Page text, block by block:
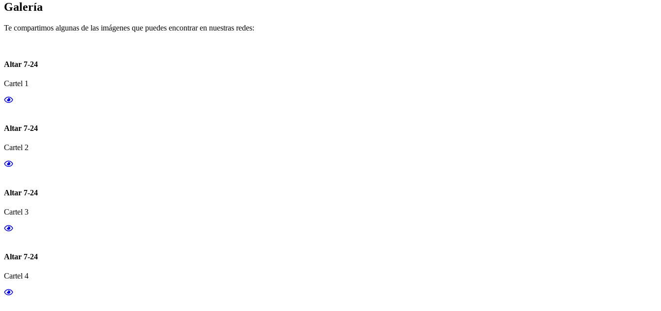
Galería
Te compartimos algunas de las imágenes que puedes encontrar en nuestras redes:
Altar 7-24
Cartel 1
Altar 7-24
Cartel 2
Altar 7-24
Cartel 3
Altar 7-24
Cartel 4